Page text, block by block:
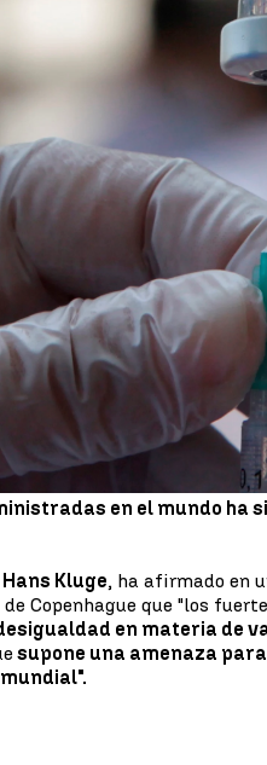
vacunas contra el COVID-19
. La duda ha surgido dado
el caso de nuevas cepas
ha mantenido un
, sobre todo la
), la P1 ( variante
de que a pesar de que las
por coronavirus
"se encuentra en una
en el mundo ha
Hans Kluge, ha afirmado en
Copenhague que "los
en materia de
supone una amenaza